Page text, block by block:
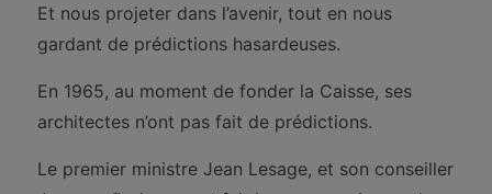
Et nous projeter dans l’avenir, tout en nous
gardant de prédictions hasardeuses.
En 1965, au moment de fonder la Caisse, ses
architectes n’ont pas fait de prédictions.
Le premier ministre Jean Lesage, et son conseiller